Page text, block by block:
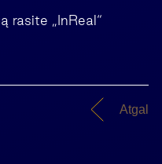
rasite „InReal“
Atgal